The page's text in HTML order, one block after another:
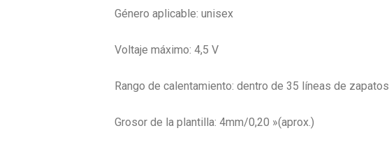
Género aplicable: unisex
Voltaje máximo: 4,5 V
Rango de calentamiento: dentro de 35 líneas de zapatos
Grosor de la plantilla: 4mm/0,20 »(aprox.)